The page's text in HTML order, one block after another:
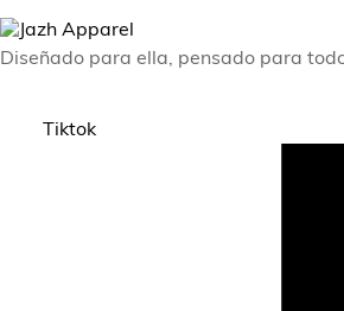
Diseñado para ella, pensado para
Tiktok